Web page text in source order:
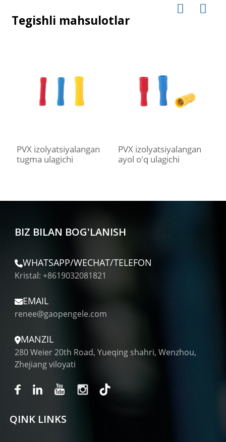
Tegishli mahsulotlar
PVX izolyatsiyalangan
tugma ulagichi
PVX izolyatsiyalangan
ayol o'q ulagichi
BIZ BILAN BOG'LANISH
WHATSAPP/WECHAT/TELEFON
Kristal: +8619032081821
EMAIL
renee@gaopengele.com
MANZIL
280 Weier 20th Road, Yueqing shahri, Wenzhou,
Zhejiang viloyati
QINK LINKS